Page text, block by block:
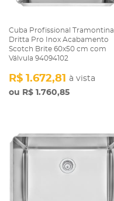
Cuba Profissional Tramontina
Dritta Pro Inox Acabamento
Scotch Brite 60x50 cm com
Válvula 94094102
R$ 1.760,85
R$ 1.672,81 à vista